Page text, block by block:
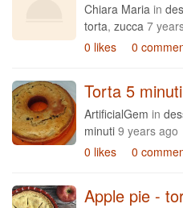
Chiara Maria in
torta, zucca 7
0 likes
0
Torta 5
ArtificialGem in
minuti 9 years ago
0 likes
0
Apple pie -